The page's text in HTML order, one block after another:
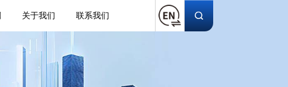
关于我们 联系我们